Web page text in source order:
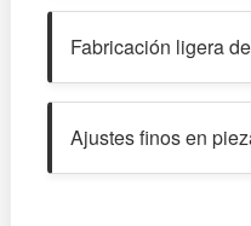
Fabricación ligera
Ajustes finos en